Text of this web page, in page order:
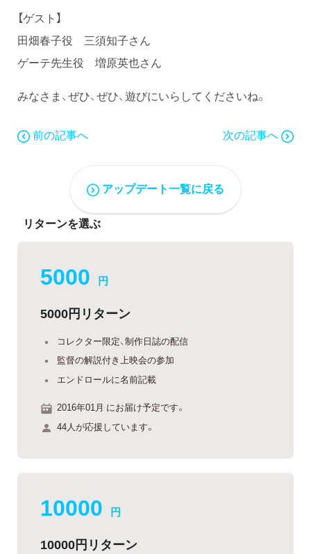
【ゲスト】
田畑春子役 三須知子さん
ゲーテ先生役 増原英也さん
みなさま、ぜひ、ぜひ、遊びにいらしてくださいね。
前の記事へ 次の記事へ
アップデート一覧に戻る
リターンを選ぶ
5000 円
5000円リターン
コレクター限定、制作日誌の配信
監督の解説付き上映会の参加
エンドロールに名前記載
2016年01月 にお届け予定です。
44人が応援しています。
10000 円
10000円リターン